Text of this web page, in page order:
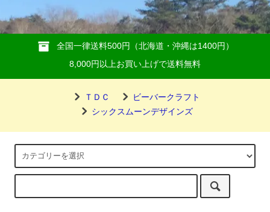
全国一律送料500円（北海道・沖縄は1400円）
8,000円以上お買い上げで送料無料
ＴＤＣ
ビーバークラフト
シックスムーンデザインズ